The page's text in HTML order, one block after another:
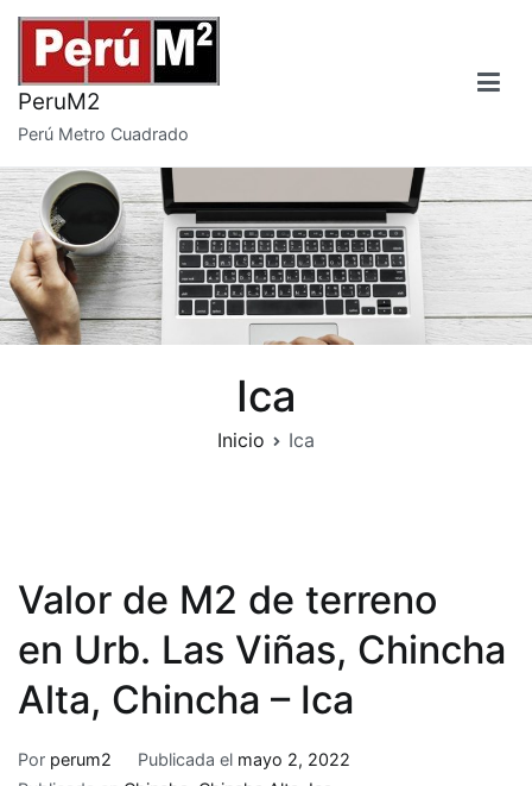
Saltar
contenido
PeruM2
Perú Metro Cuadrado
Ica
Inicio Ica
Valor de M2 de terreno
en Urb. Las Viñas, Chincha
Alta, Chincha – Ica
Por perum2 Publicada el mayo 2, 2022